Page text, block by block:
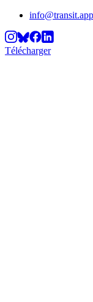
info@transit.app
Télécharger